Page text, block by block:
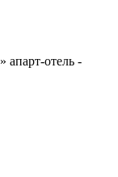
апарт-отель -